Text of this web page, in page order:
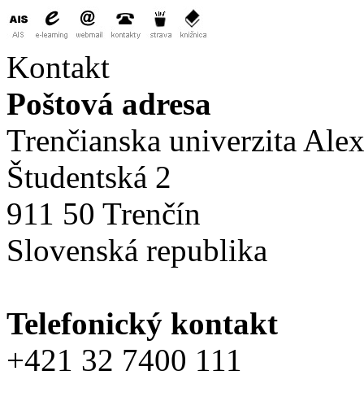
Kontakt
Poštová adresa
Trenčianska univerzita
Študentská 2
911 50 Trenčín
Slovenská republika
Telefonický kontakt
+421 32 7400 111